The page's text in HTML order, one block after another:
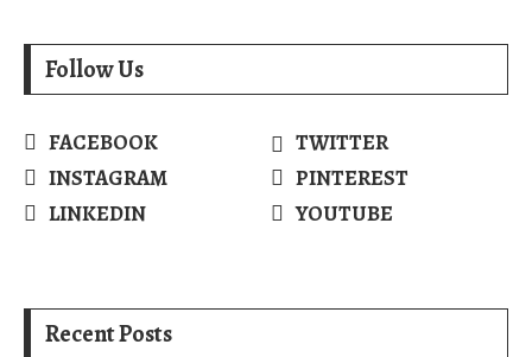
Follow Us
FACEBOOK
TWITTER
INSTAGRAM
PINTEREST
LINKEDIN
YOUTUBE
Recent Posts